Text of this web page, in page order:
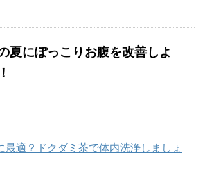
夏にぽっこりお腹を改善しよ
最適？ドクダミ茶で体内洗浄しましょ